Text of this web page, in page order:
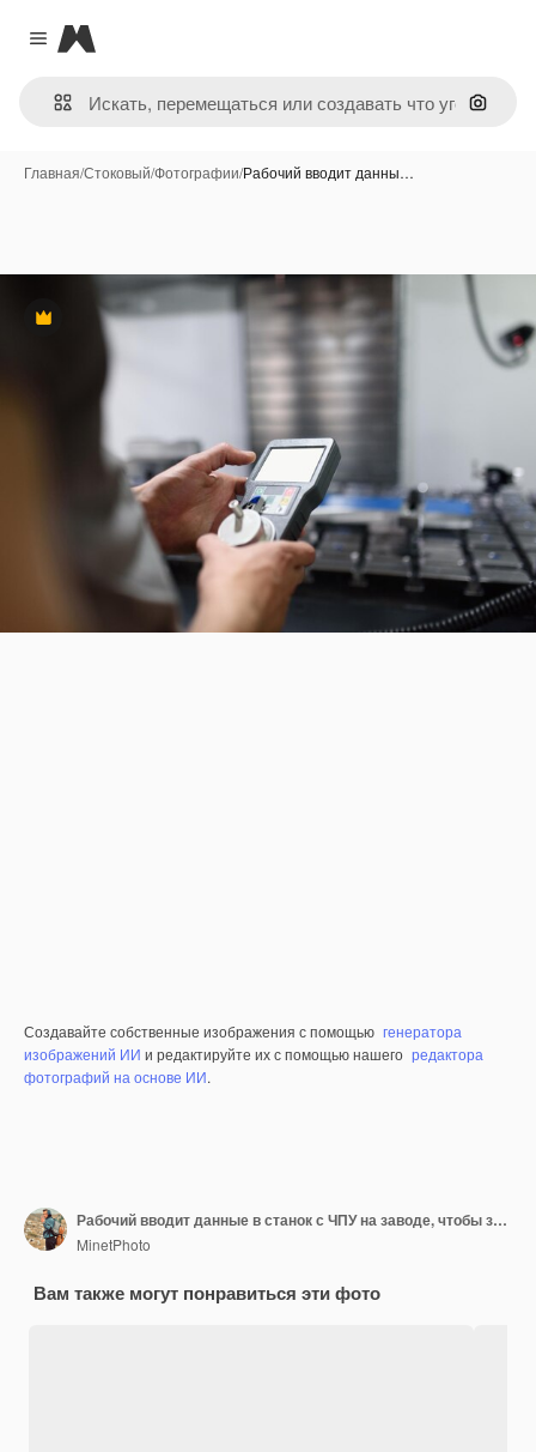
Close menu
Magnific
Поиск
Главная/Стоковый/Фотографии/Рабочий вводит данны…
Премиум
Создавайте собственные изображения с помощью генератора
изображений ИИ и редактируйте их с помощью нашего редактора
фотографий на основе ИИ.
Рабочий вводит данные в станок с ЧПУ на заводе, чтобы запустить производство
MinetPhoto
Вам также могут понравиться эти фото